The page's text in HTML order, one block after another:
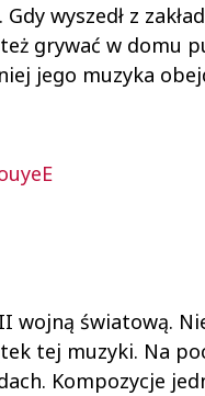
wyszedł z
grywać w domu
jego muzyka
wojną światową.
tej muzyki. Na
Kompozycje